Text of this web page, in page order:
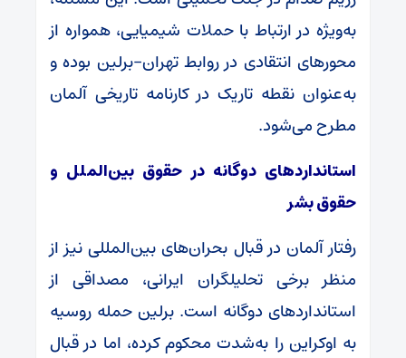
به‌ویژه در ارتباط با حملات شیمیایی، همواره از
محورهای انتقادی در روابط تهران–برلین بوده و
به‌عنوان نقطه تاریک در کارنامه تاریخی آلمان
مطرح می‌شود.
استانداردهای دوگانه در حقوق بین‌الملل و
حقوق بشر
رفتار آلمان در قبال بحران‌های بین‌المللی نیز از
منظر برخی تحلیلگران ایرانی، مصداقی از
استانداردهای دوگانه است. برلین حمله روسیه
به اوکراین را به‌شدت محکوم کرده، اما در قبال